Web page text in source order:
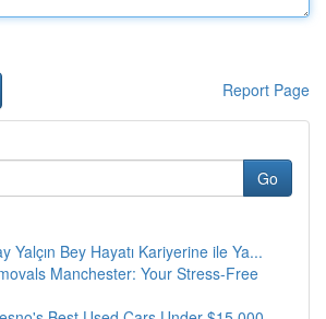
Report Page
Go
Yalçın Bey Hayatı Kariyerine ile Ya...
Manchester: Your Stress-Free